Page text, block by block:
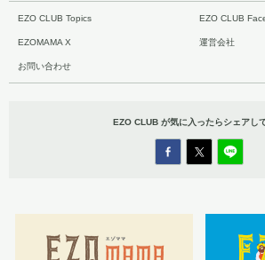
EZO CLUB Topics EZO CLUB
EZOMAMA X 運営会社
お問い合わせ
EZO CLUB が気に入ったらシェアし